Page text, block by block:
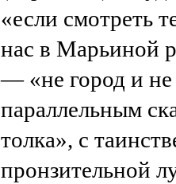
«если смотреть
нас в Марьиной
— «не город и
параллельным
толка», с
пронзительной